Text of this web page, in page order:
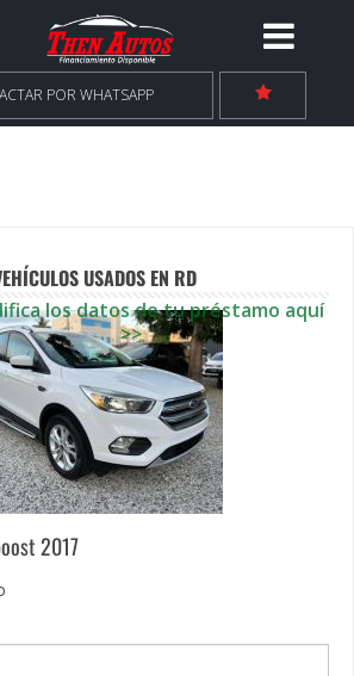
POR WHATSAPP
USADOS EN RD
los datos de tu préstamo aquí
>>
2017